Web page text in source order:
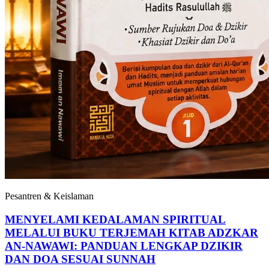
Pesantren & Keislaman
MENYELAMI KEDALAMAN SPIRITUAL
MELALUI BUKU TERJEMAH KITAB ADZKAR
AN-NAWAWI: PANDUAN LENGKAP DZIKIR
DAN DOA SESUAI SUNNAH